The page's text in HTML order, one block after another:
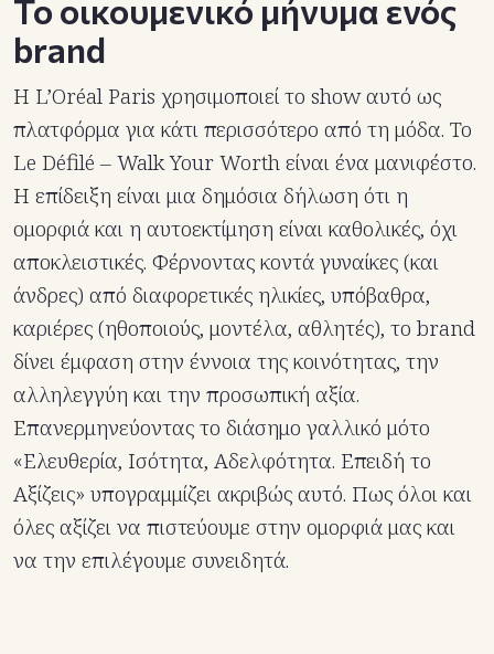
Το οικουμενικό μήνυμα ενός
brand
Η L’Oréal Paris χρησιμοποιεί το show αυτό ως
πλατφόρμα για κάτι περισσότερο από τη μόδα. Το
Le Défilé – Walk Your Worth είναι ένα μανιφέστο.
Η επίδειξη είναι μια δημόσια δήλωση ότι η
ομορφιά και η αυτοεκτίμηση είναι καθολικές, όχι
αποκλειστικές. Φέρνοντας κοντά γυναίκες (και
άνδρες) από διαφορετικές ηλικίες, υπόβαθρα,
καριέρες (ηθοποιούς, μοντέλα, αθλητές), το brand
δίνει έμφαση στην έννοια της κοινότητας, την
αλληλεγγύη και την προσωπική αξία.
Επανερμηνεύοντας το διάσημο γαλλικό μότο
«Ελευθερία, Ισότητα, Αδελφότητα. Επειδή το
Αξίζεις» υπογραμμίζει ακριβώς αυτό. Πως όλοι και
όλες αξίζει να πιστεύουμε στην ομορφιά μας και
να την επιλέγουμε συνειδητά.